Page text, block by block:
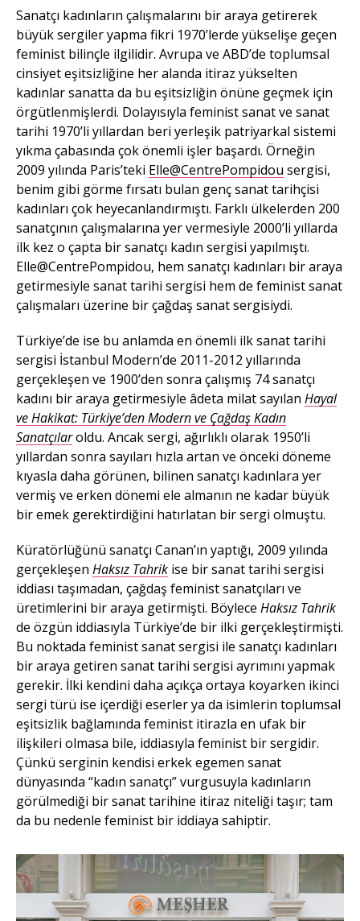
Sanatçı kadınların çalışmalarını bir araya getirerek
büyük sergiler yapma fikri 1970’lerde yükselişe geçen
feminist bilinçle ilgilidir. Avrupa ve ABD’de toplumsal
cinsiyet eşitsizliğine her alanda itiraz yükselten
kadınlar sanatta da bu eşitsizliğin önüne geçmek için
örgütlenmişlerdi. Dolayısıyla feminist sanat ve sanat
tarihi 1970’li yıllardan beri yerleşik patriyarkal sistemi
yıkma çabasında çok önemli işler başardı. Örneğin
2009 yılında Paris’teki Elle@CentrePompidou sergisi,
benim gibi görme fırsatı bulan genç sanat tarihçisi
kadınları çok heyecanlandırmıştı. Farklı ülkelerden 200
sanatçının çalışmalarına yer vermesiyle 2000’li yıllarda
ilk kez o çapta bir sanatçı kadın sergisi yapılmıştı.
Elle@CentrePompidou, hem sanatçı kadınları bir araya
getirmesiyle sanat tarihi sergisi hem de feminist sanat
çalışmaları üzerine bir çağdaş sanat sergisiydi.
Türkiye’de ise bu anlamda en önemli ilk sanat tarihi
sergisi İstanbul Modern’de 2011-2012 yıllarında
gerçekleşen ve 1900’den sonra çalışmış 74 sanatçı
kadını bir araya getirmesiyle âdeta milat sayılan Hayal
ve Hakikat: Türkiye’den Modern ve Çağdaş Kadın
Sanatçılaroldu. Ancak sergi, ağırlıklı olarak 1950’li
yıllardan sonra sayıları hızla artan ve önceki döneme
kıyasla daha görünen, bilinen sanatçı kadınlara yer
vermiş ve erken dönemi ele almanın ne kadar büyük
bir emek gerektirdiğini hatırlatan bir sergi olmuştu.
Küratörlüğünü sanatçı Canan’ın yaptığı, 2009 yılında
gerçekleşen Haksız Tahrik ise bir sanat tarihi sergisi
iddiası taşımadan, çağdaş feminist sanatçıları ve
üretimlerini bir araya getirmişti. Böylece Haksız Tahrik
de özgün iddiasıyla Türkiye’de bir ilki gerçekleştirmişti.
Bu noktada feminist sanat sergisi ile sanatçı kadınları
bir araya getiren sanat tarihi sergisi ayrımını yapmak
gerekir. İlki kendini daha açıkça ortaya koyarken ikinci
sergi türü ise içerdiği eserler ya da isimlerin toplumsal
eşitsizlik bağlamında feminist itirazla en ufak bir
ilişkileri olmasa bile, iddiasıyla feminist bir sergidir.
Çünkü serginin kendisi erkek egemen sanat
dünyasında “kadın sanatçı” vurgusuyla kadınların
görülmediği bir sanat tarihine itiraz niteliği taşır; tam
da bu nedenle feminist bir iddiaya sahiptir.